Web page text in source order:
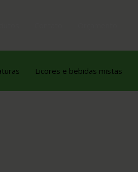
Licores e bebidas mistas